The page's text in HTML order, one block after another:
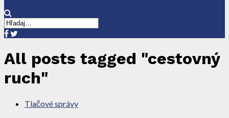
All posts tagged "cestovný
ruch"
Tlačové správy